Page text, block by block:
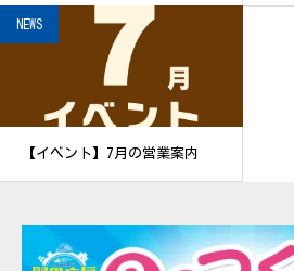
NEWS
【イベント】7月の営業案内